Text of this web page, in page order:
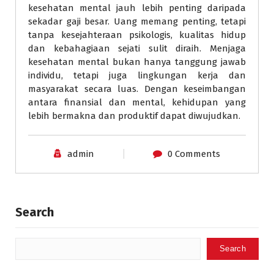
kesehatan mental jauh lebih penting daripada
sekadar gaji besar. Uang memang penting, tetapi
tanpa kesejahteraan psikologis, kualitas hidup
dan kebahagiaan sejati sulit diraih. Menjaga
kesehatan mental bukan hanya tanggung jawab
individu, tetapi juga lingkungan kerja dan
masyarakat secara luas. Dengan keseimbangan
antara finansial dan mental, kehidupan yang
lebih bermakna dan produktif dapat diwujudkan.
admin 0 Comments
Search
Search